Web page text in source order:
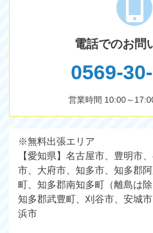
電話でのお問
0569-
営業時間 10:00～
※無料出張エリア
【愛知県】名古屋市、豊明市
市、大府市、知多市、知多郡
町、知多郡南知多町（離島は
知多郡武豊町、刈谷市、安城
浜市